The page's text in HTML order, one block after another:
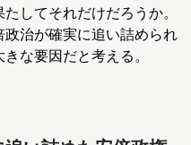
してそれだけだろうか。
治が確実に追い詰められ
な要因だと考える。